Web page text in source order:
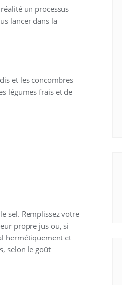
un processus
lancer dans la
et les concombres
légumes frais et de
sel. Remplissez votre
propre jus ou, si
hermétiquement et
selon le goût